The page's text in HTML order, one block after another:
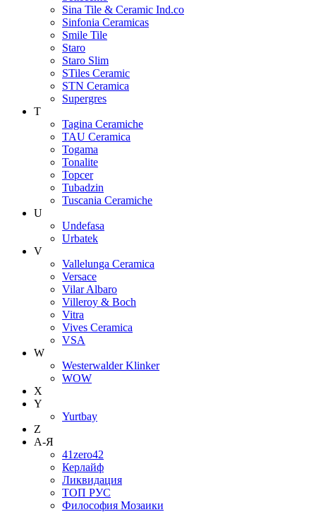
Sina Tile & Ceramic Ind.co
Sinfonia Ceramicas
Smile Tile
Staro
Staro Slim
STiles Ceramic
STN Ceramica
Supergres
T
Tagina Ceramiche
TAU Ceramica
Togama
Tonalite
Topcer
Tubadzin
Tuscania Ceramiche
U
Undefasa
Urbatek
V
Vallelunga Ceramica
Versace
Vilar Albaro
Villeroy & Boch
Vitra
Vives Ceramica
VSA
W
Westerwalder Klinker
WOW
X
Y
Yurtbay
Z
А-Я
41zero42
Керлайф
Ликвидация
ТОП РУС
Философия Мозаики